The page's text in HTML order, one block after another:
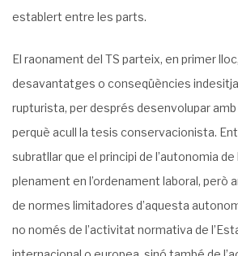
establert entre les parts.
El raonament del TS parteix, en primer
desavantatges o conseqüències
rupturista, per després desenvolupar
perquè acull la tesis conservacionista.
subratllar que el principi de l’autonomia
plenament en l’ordenament laboral, però
de normes limitadores d’aquesta
no només de l’activitat normativa de